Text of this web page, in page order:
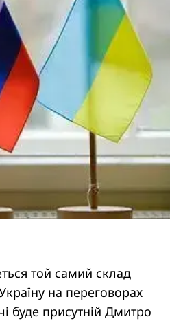
той самий склад
на переговорах
буде присутній Дмитро